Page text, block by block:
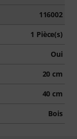
116002
1 Pièce(s)
Oui
20 cm
40 cm
Bois